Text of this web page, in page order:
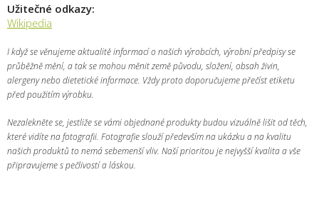
Užitečné odkazy:
Wikipedia
I když se věnujeme aktualitě informací o našich výrobcích, výrobní předpisy se
průběžně mění, a tak se mohou měnit země původu, složení, obsah živin,
alergeny nebo dietetické informace. Vždy proto doporučujeme přečíst etiketu
před použitím výrobku.
Nezalekněte se, jestliže se vámi objednané produkty budou vizuálně lišit od těch,
které vidíte na fotografii. Fotografie slouží především na ukázku a na kvalitu
našich produktů to nemá sebemenší vliv. Naší prioritou je nejvyšší kvalita a vše
připravujeme s pečlivostí a láskou.